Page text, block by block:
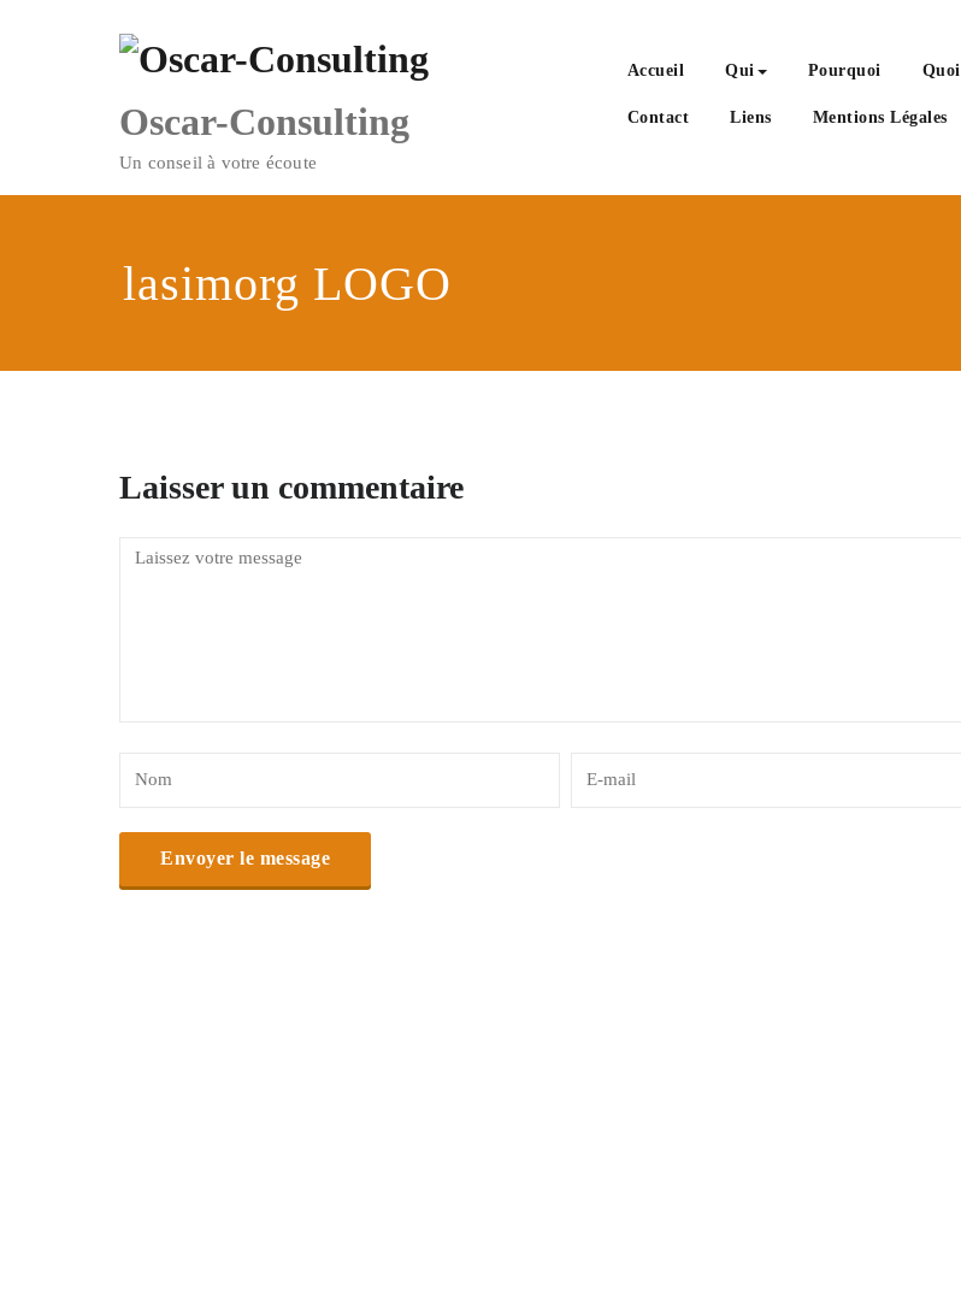
Oscar-Consulting
Un conseil à votre écoute
Accueil Qui Pourquoi Quoi
Contact Liens Mentions Légales
lasimorg LOGO
Laisser un commentaire